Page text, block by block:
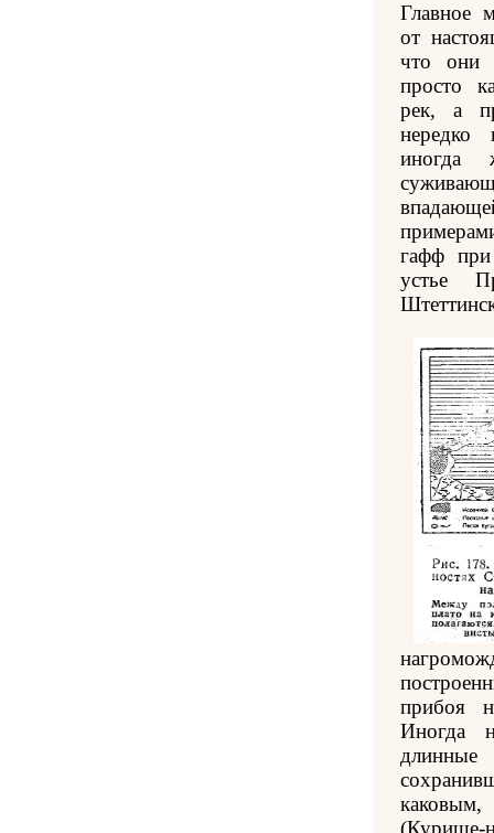
Главное
от
что они
просто
рек, а
нередко
иногда
гафф
устье
прибоя
Иногда
(Курише-